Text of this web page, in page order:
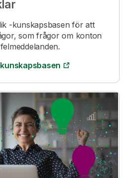
-kunskapsbasen för att
som frågor om konton